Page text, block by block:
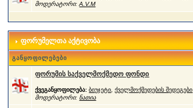
მოდერატორი:A.V.M
ფორუმელთა აქტივობა
განყოფილებები
ფორუმის საქველმოქმედო ფონდი
ქვეგანყოფილება: ბიუჯეტი ,ქველმოქმედების შედეგები
მოდერატორი: ნათია